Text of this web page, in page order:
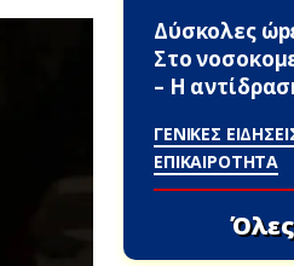
Δύσκολες
Στο
– Η
ΓΕΝΙΚΕΣ
ΕΠΙΚΑΙΡΟΤΗΤΑ
Όλες